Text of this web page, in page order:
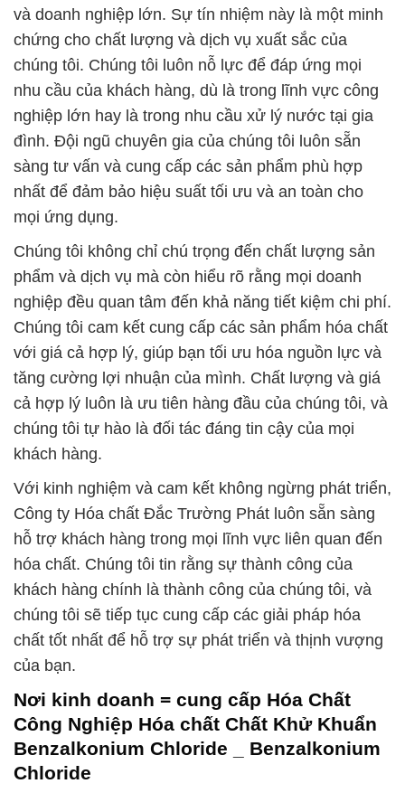
và doanh nghiệp lớn. Sự tín nhiệm này là một minh
chứng cho chất lượng và dịch vụ xuất sắc của
chúng tôi. Chúng tôi luôn nỗ lực để đáp ứng mọi
nhu cầu của khách hàng, dù là trong lĩnh vực công
nghiệp lớn hay là trong nhu cầu xử lý nước tại gia
đình. Đội ngũ chuyên gia của chúng tôi luôn sẵn
sàng tư vấn và cung cấp các sản phẩm phù hợp
nhất để đảm bảo hiệu suất tối ưu và an toàn cho
mọi ứng dụng.
Chúng tôi không chỉ chú trọng đến chất lượng sản
phẩm và dịch vụ mà còn hiểu rõ rằng mọi doanh
nghiệp đều quan tâm đến khả năng tiết kiệm chi phí.
Chúng tôi cam kết cung cấp các sản phẩm hóa chất
với giá cả hợp lý, giúp bạn tối ưu hóa nguồn lực và
tăng cường lợi nhuận của mình. Chất lượng và giá
cả hợp lý luôn là ưu tiên hàng đầu của chúng tôi, và
chúng tôi tự hào là đối tác đáng tin cậy của mọi
khách hàng.
Với kinh nghiệm và cam kết không ngừng phát triển,
Công ty Hóa chất Đắc Trường Phát luôn sẵn sàng
hỗ trợ khách hàng trong mọi lĩnh vực liên quan đến
hóa chất. Chúng tôi tin rằng sự thành công của
khách hàng chính là thành công của chúng tôi, và
chúng tôi sẽ tiếp tục cung cấp các giải pháp hóa
chất tốt nhất để hỗ trợ sự phát triển và thịnh vượng
của bạn.
Nơi kinh doanh = cung cấp Hóa Chất
Công Nghiệp Hóa chất Chất Khử Khuẩn
Benzalkonium Chloride _ Benzalkonium
Chloride